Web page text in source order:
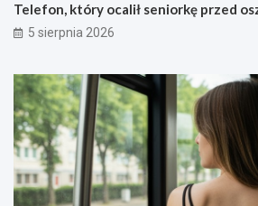
Telefon, który ocalił seniorkę przed
5 sierpnia 2026